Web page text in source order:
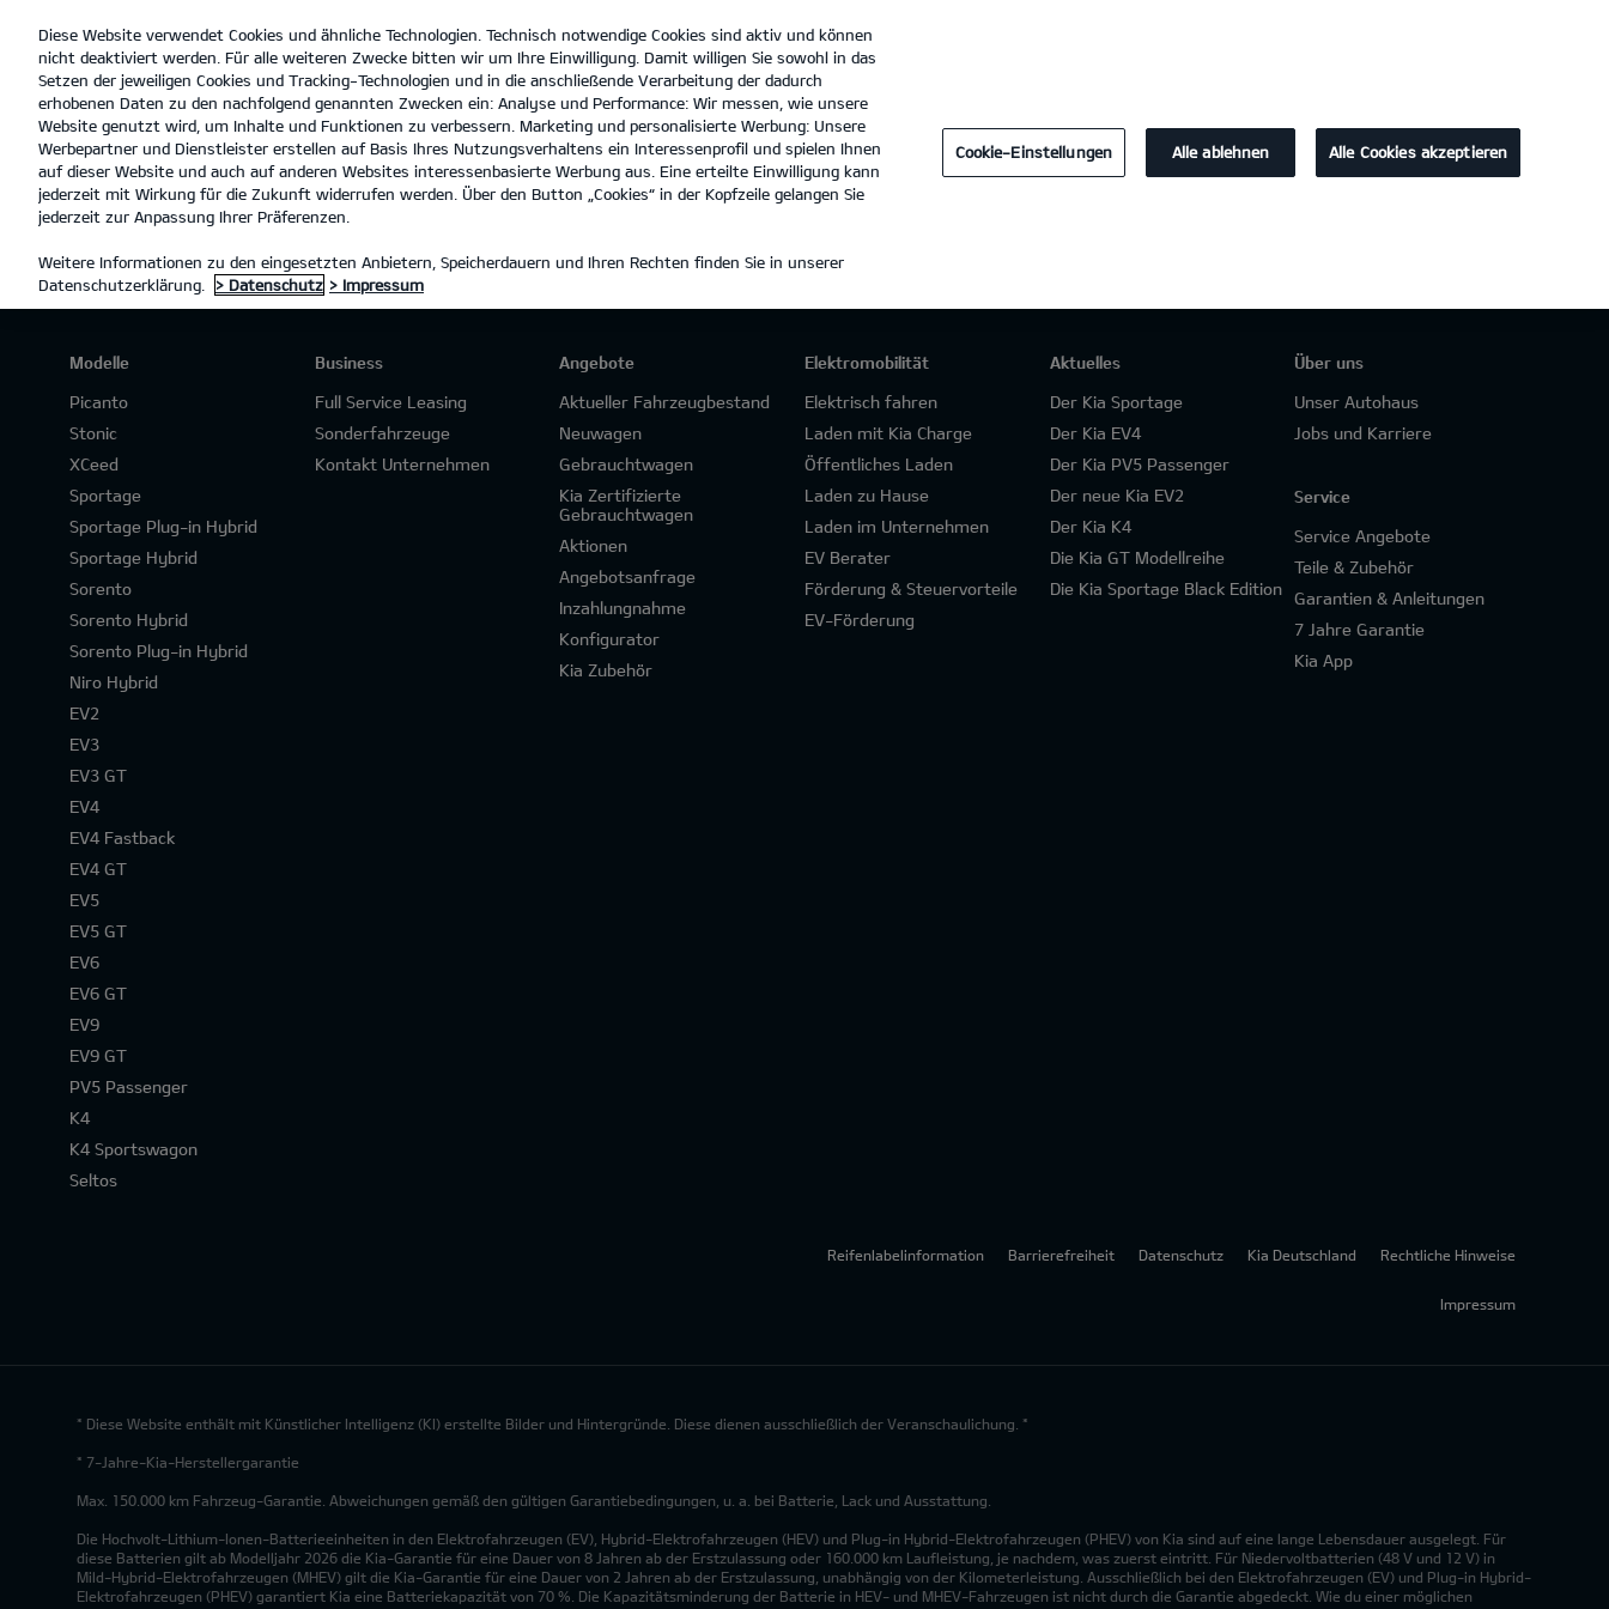
open
menu
Autohaus Weiner, Inh. Robert Weiner
PROBEFAHRT
Modelle
Picanto
Stonic
XCeed
Sportage
Sportage Plug-in Hybrid
Sportage Hybrid
Sorento
Sorento Hybrid
Sorento Plug-in Hybrid
Niro Hybrid
EV2
EV3
EV3 GT
EV4
EV4 Fastback
EV4 GT
EV5
EV5 GT
EV6
EV6 GT
EV9
EV9 GT
PV5 Passenger
K4
K4 Sportswagon
Seltos
Business
Full Service Leasing
Sonderfahrzeuge
Kontakt Unternehmen
Angebote
Aktueller Fahrzeugbestand
Neuwagen
Gebrauchtwagen
Kia Zertifizierte
Gebrauchtwagen
Aktionen
Angebotsanfrage
Inzahlungnahme
Konfigurator
Kia Zubehör
Elektromobilität
Elektrisch fahren
Laden mit Kia Charge
Öffentliches Laden
Laden zu Hause
Laden im Unternehmen
EV Berater
Förderung & Steuervorteile
EV-Förderung
Aktuelles
Der Kia Sportage
Der Kia EV4
Der Kia PV5 Passenger
Der neue Kia EV2
Der Kia K4
Die Kia GT Modellreihe
Die Kia Sportage Black Edition
Über uns
Unser Autohaus
Jobs und Karriere
Service
Service Angebote
Teile & Zubehör
Garantien & Anleitungen
7 Jahre Garantie
Kia App
Reifenlabelinformation Barrierefreiheit Datenschutz Kia Deutschland Rechtliche Hinweise
Impressum
* Diese Website enthält mit Künstlicher Intelligenz (KI) erstellte Bilder und Hintergründe. Diese dienen ausschließlich der Veranschaulichung. *
* 7-Jahre-Kia-Herstellergarantie
Max. 150.000 km Fahrzeug-Garantie. Abweichungen gemäß den gültigen Garantiebedingungen, u. a. bei Batterie, Lack und Ausstattung.
Die Hochvolt-Lithium-Ionen-Batterieeinheiten in den Elektrofahrzeugen (EV), Hybrid-Elektrofahrzeugen (HEV) und Plug-in Hybrid-Elektrofahrzeugen (PHEV) von Kia sind auf eine lange Lebensdauer ausgelegt. Für
diese Batterien gilt ab Modelljahr 2026 die Kia-Garantie für eine Dauer von 8 Jahren ab der Erstzulassung oder 160.000 km Laufleistung, je nachdem, was zuerst eintritt. Für Niedervoltbatterien (48 V und 12 V) in
Mild-Hybrid-Elektrofahrzeugen (MHEV) gilt die Kia-Garantie für eine Dauer von 2 Jahren ab der Erstzulassung, unabhängig von der Kilometerleistung. Ausschließlich bei den Elektrofahrzeugen (EV) und Plug-in Hybrid-
Elektrofahrzeugen (PHEV) garantiert Kia eine Batteriekapazität von 70 %. Die Kapazitätsminderung der Batterie in HEV- und MHEV-Fahrzeugen ist nicht durch die Garantie abgedeckt. Wie du einer möglichen
Diese Website verwendet Cookies und ähnliche Technologien. Technisch notwendige Cookies sind aktiv und können
nicht deaktiviert werden. Für alle weiteren Zwecke bitten wir um Ihre Einwilligung. Damit willigen Sie sowohl in das
Setzen der jeweiligen Cookies und Tracking-Technologien und in die anschließende Verarbeitung der dadurch
erhobenen Daten zu den nachfolgend genannten Zwecken ein: Analyse und Performance: Wir messen, wie unsere
Website genutzt wird, um Inhalte und Funktionen zu verbessern. Marketing und personalisierte Werbung: Unsere
Werbepartner und Dienstleister erstellen auf Basis Ihres Nutzungsverhaltens ein Interessenprofil und spielen Ihnen
auf dieser Website und auch auf anderen Websites interessenbasierte Werbung aus. Eine erteilte Einwilligung kann
jederzeit mit Wirkung für die Zukunft widerrufen werden. Über den Button „Cookies“ in der Kopfzeile gelangen Sie
jederzeit zur Anpassung Ihrer Präferenzen.
Weitere Informationen zu den eingesetzten Anbietern, Speicherdauern und Ihren Rechten finden Sie in unserer
Datenschutzerklärung.
> Datenschutz > Impressum
Cookie-Einstellungen Alle ablehnen Alle Cookies akzeptieren